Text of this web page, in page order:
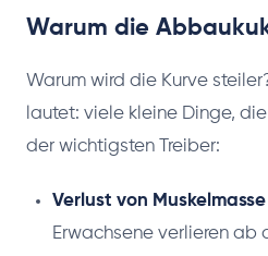
Warum die
Warum wird die Kurve
lautet: viele kleine Dinge,
der wichtigsten Treiber:
Verlust von Muskelmasse
Erwachsene verlieren ab